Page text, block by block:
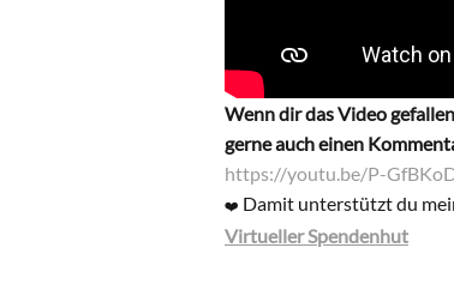
Wenn dir das Video
gerne auch einen
https://youtu.be/P-
❤️ Damit unterstützt du
Virtueller Spendenhut